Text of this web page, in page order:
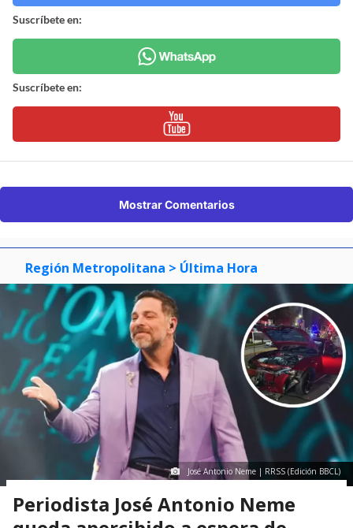
Suscríbete en:
Suscríbete en:
Mostrar Comentarios
Región Metropolitana > Última Hora
José Antonio Neme | RRSS (Edición BBCL)
Periodista José Antonio Neme